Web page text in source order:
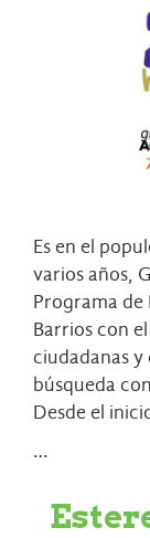
Es en el
varios años,
Programa
Barrios con
ciudadanas
búsqueda
Desde el
…